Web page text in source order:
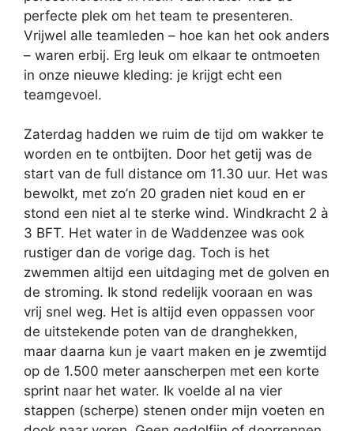
perfecte plek om het team te presenteren.
Vrijwel alle teamleden – hoe kan het ook anders
– waren erbij. Erg leuk om elkaar te ontmoeten
in onze nieuwe kleding: je krijgt echt een
teamgevoel.
Zaterdag hadden we ruim de tijd om wakker te
worden en te ontbijten. Door het getij was de
start van de full distance om 11.30 uur. Het was
bewolkt, met zo’n 20 graden niet koud en er
stond een niet al te sterke wind. Windkracht 2 à
3 BFT. Het water in de Waddenzee was ook
rustiger dan de vorige dag. Toch is het
zwemmen altijd een uitdaging met de golven en
de stroming. Ik stond redelijk vooraan en was
vrij snel weg. Het is altijd even oppassen voor
de uitstekende poten van de dranghekken,
maar daarna kun je vaart maken en je zwemtijd
op de 1.500 meter aanscherpen met een korte
sprint naar het water. Ik voelde al na vier
stappen (scherpe) stenen onder mijn voeten en